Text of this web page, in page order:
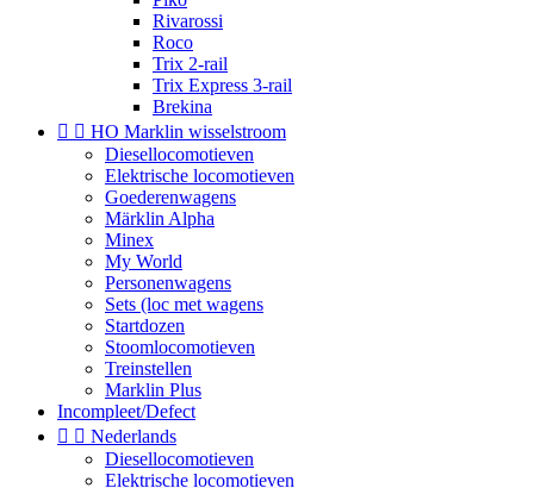
Rivarossi
Roco
Trix 2-rail
Trix Express 3-rail
Brekina
  HO Marklin wisselstroom
Diesellocomotieven
Elektrische locomotieven
Goederenwagens
Märklin Alpha
Minex
My World
Personenwagens
Sets (loc met wagens
Startdozen
Stoomlocomotieven
Treinstellen
Marklin Plus
Incompleet/Defect
  Nederlands
Diesellocomotieven
Elektrische locomotieven